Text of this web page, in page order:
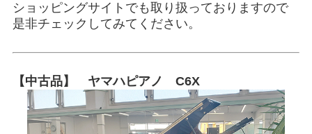
ショッピングサイトでも取り扱っておりますので
是非チェックしてみてください。
【中古品】 ヤマハピアノ C6X